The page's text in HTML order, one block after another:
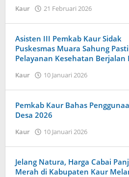
oleh
Harapan
Baru
News
Kaur 21 Februari 2026
Harapan
Baru
News
Asisten III Pemkab Kaur Sidak
Puskesmas Muara Sahung
Pelayanan Kesehatan Berjalan
Kaur 10 Januari 2026
Harapan
Baru
News
Pemkab Kaur Bahas
Desa 2026
Kaur 10 Januari 2026
Harapan
Baru
News
Jelang Natura, Harga Cabai
Merah di Kabupaten Kaur